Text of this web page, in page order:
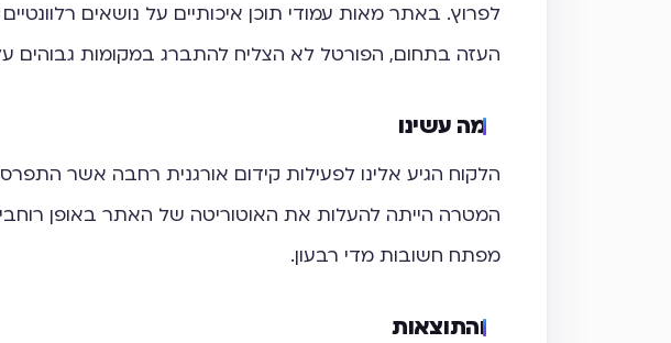
לפרוץ. באתר מאות עמודי תוכן איכותיים על נושאים
העזה בתחום, הפורטל לא הצליח להתברג במקומות גבוהים
מה עשינו
הלקוח הגיע אלינו לפעילות קידום אורגנית רחבה אשר
המטרה הייתה להעלות את האוטוריטה של האתר באופן
מפתח חשובות מדי רבעון.
והתוצאות​